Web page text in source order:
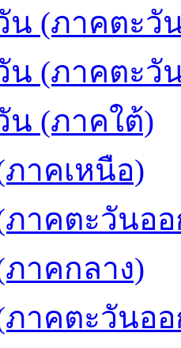
น (ภาคตะวั
น (ภาคตะวั
น (ภาคใต้)
ภาคเหนือ)
ภาคตะวันออ
ภาคกลาง)
ภาคตะวันอ